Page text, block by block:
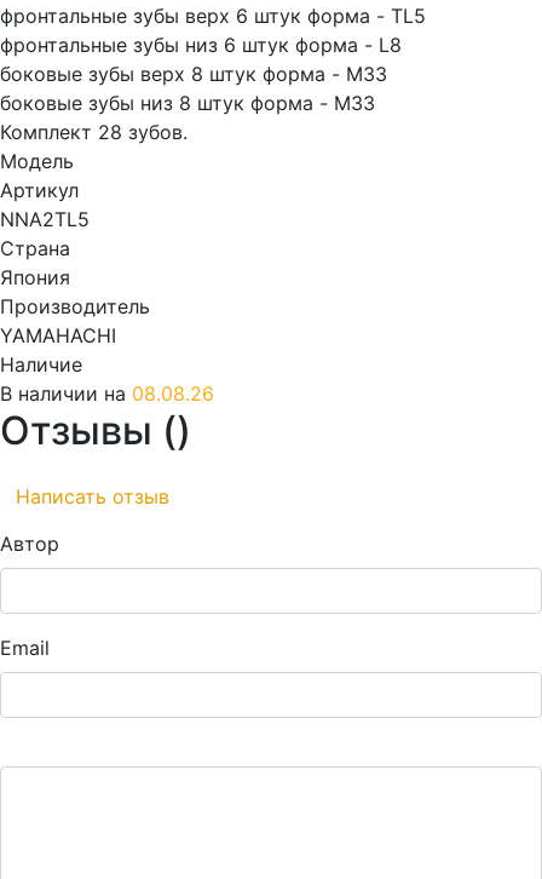
фронтальные зубы верх 6 штук форма - TL5
фронтальные зубы низ 6 штук форма - L8
боковые зубы верх 8 штук форма - M33
боковые зубы низ 8 штук форма - M33
Комплект 28 зубов.
Модель
Артикул
NNA2TL5
Страна
Япония
Производитель
YAMAHACHI
Наличие
В наличии на 08.08.26
Отзывы ()
Написать отзыв
Автор
Email